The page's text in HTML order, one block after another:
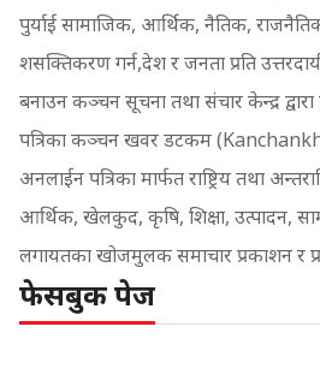
पुर्याई सामाजिक, आर्थिक, नैतिक,
शसक्तिकरण गर्न,देश र जनता प्रति
बनाउन कञ्चन सूचना तथा संचार केन्द्र
पत्रिका कञ्चन खवर डटकम
अनलाईन पत्रिका मार्फत राष्ट्रिय तथा
आर्थिक, खेलकुद, कृषि, शिक्षा, उत्पादन,
लगायतका खोजमुलक समाचार प्रकाशन र
फेसबुक पेज